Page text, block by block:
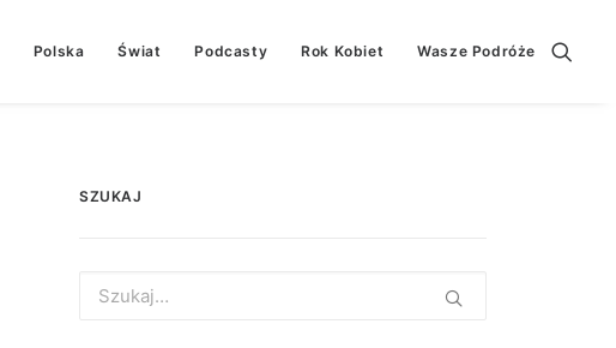
Polska Świat Podcasty Rok Kobiet Wasze Podróże
SZUKAJ
for: